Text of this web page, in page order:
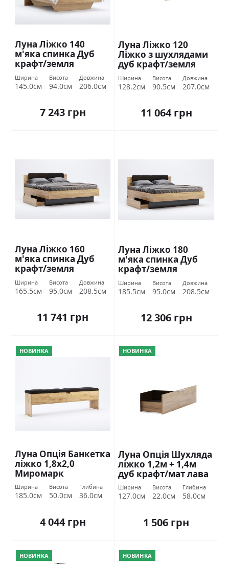
Луна Ліжко 140
м'яка спинка Дуб
крафт/земля
Міромарк
Ширина
145.0см
Висота
94.0см
Довжина
206.0см
7 243 грн
Луна Ліжко 120
Ліжко з шухлядами
дуб крафт/земля
Міромарк
Ширина
128.2см
Висота
90.5см
Довжина
207.0см
11 064 грн
Луна Ліжко 160
м'яка спинка Дуб
крафт/земля
Міромарк
Ширина
165.5см
Висота
95.0см
Довжина
208.5см
11 741 грн
Луна Ліжко 180
м'яка спинка Дуб
крафт/земля
Міромарк
Ширина
185.5см
Висота
95.0см
Довжина
208.5см
12 306 грн
НОВИНКА
Луна Опція Банкетка
ліжко 1,8х2,0
Миромарк
Ширина
185.0см
Висота
50.0см
Глибина
36.0см
4 044 грн
НОВИНКА
Луна Опція Шухляда
ліжко 1,2м + 1,4м
дуб крафт/мат лава
Міромарк
Ширина
127.0см
Висота
22.0см
Глибина
58.0см
1 506 грн
НОВИНКА НОВИНКА